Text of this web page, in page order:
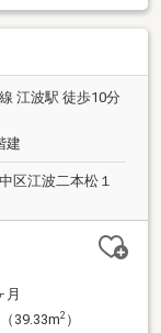
江波駅 徒歩10分
建
区江波二本松１
月
39.33m2）